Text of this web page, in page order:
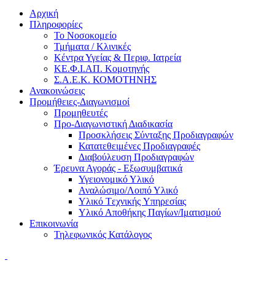
Αρχική
Πληροφορίες
Το Νοσοκομείο
Τμήματα / Κλινικές
Κέντρα Υγείας & Περιφ. Ιατρεία
ΚΕ.Φ.Ι.ΑΠ. Κομοτηνής
Σ.Α.Ε.Κ. ΚΟΜΟΤΗΝΗΣ
Ανακοινώσεις
Προμήθειες-Διαγωνισμοί
Προμηθευτές
Προ-Διαγωνιστική Διαδικασία
Προσκλήσεις Σύνταξης Προδιαγραφών
Κατατεθειμένες Προδιαγραφές
Διαβούλευση Προδιαγραφών
Έρευνα Αγοράς - Εξωσυμβατικά
Υγειονομικό Υλικό
Αναλώσιμο/Λοιπό Υλικό
Υλικό Tεχνικής Yπηρεσίας
Υλικό Αποθήκης Παγίων/Ιματισμού
Επικοινωνία
Τηλεφωνικός Κατάλογος